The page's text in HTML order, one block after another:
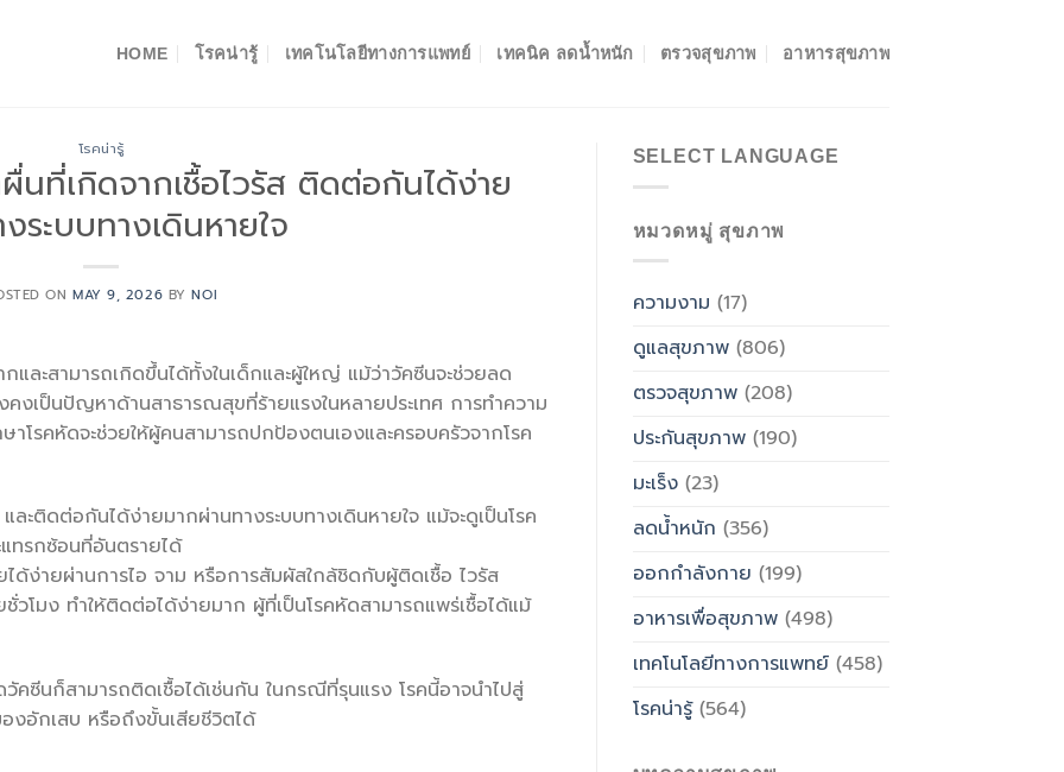
HOME โรคน่ารู้ เทคโนโลยีทางการแพทย์ เทคนิค ลดน้ำหนัก ตรวจสุขภาพ อาหารสุขภาพ
โรคน่ารู้
นที่เกิดจากเชื้อไวรัส ติดต่อกันได้ง่าย
ระบบทางเดินหายใจ
ON MAY 9, 2026 BYNOI
และสามารถเกิดขึ้นได้ทั้งในเด็กและผู้ใหญ่ แม้ว่าวัคซีนจะช่วยลด
งเป็นปัญหาด้านสาธารณสุขที่ร้ายแรงในหลายประเทศ การทำความ
าโรคหัดจะช่วยให้ผู้คนสามารถปกป้องตนเองและครอบครัวจากโรค
ละติดต่อกันได้ง่ายมากผ่านทางระบบทางเดินหายใจ แม้จะดูเป็นโรค
ทรกซ้อนที่อันตรายได้
ได้ง่ายผ่านการไอ จาม หรือการสัมผัสใกล้ชิดกับผู้ติดเชื้อ ไวรัส
วโมง ทำให้ติดต่อได้ง่ายมาก ผู้ที่เป็นโรคหัดสามารถแพร่เชื้อได้แม้
คซีนก็สามารถติดเชื้อได้เช่นกัน ในกรณีที่รุนแรง โรคนี้อาจนำไปสู่
งอักเสบ หรือถึงขั้นเสียชีวิตได้
SELECT LANGUAGE
หมวดหมู่ สุขภาพ
ความงาม (17)
ดูแลสุขภาพ(806)
ตรวจสุขภาพ(208)
ประกันสุขภาพ(190)
มะเร็ง(23)
ลดน้ำหนัก (356)
ออกกำลังกาย (199)
อาหารเพื่อสุขภาพ(498)
เทคโนโลยีทางการแพทย์(458)
โรคน่ารู้(564)